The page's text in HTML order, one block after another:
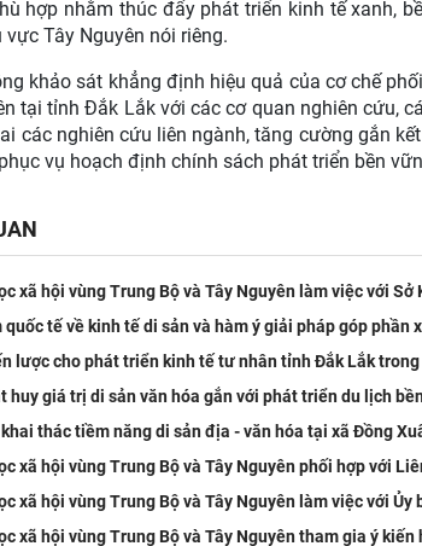
hợp nhằm thúc đẩy phát triển kinh tế xanh,
Tây Nguyên nói riêng.
khảo sát khẳng định hiệu quả của cơ chế
tại tỉnh Đắk Lắk với các cơ quan nghiên cứu,
các nghiên cứu liên ngành, tăng cường gắn
vụ hoạch định chính sách phát triển bền
xã hội vùng Trung Bộ và Tây Nguyên làm việc với
tế về kinh tế di sản và hàm ý giải pháp góp phần
lược cho phát triển kinh tế tư nhân tỉnh Đắk Lắk
huy giá trị di sản văn hóa gắn với phát triển du lịch
thác tiềm năng di sản địa - văn hóa tại xã Đồng
xã hội vùng Trung Bộ và Tây Nguyên phối hợp với
xã hội vùng Trung Bộ và Tây Nguyên làm việc với
xã hội vùng Trung Bộ và Tây Nguyên tham gia ý